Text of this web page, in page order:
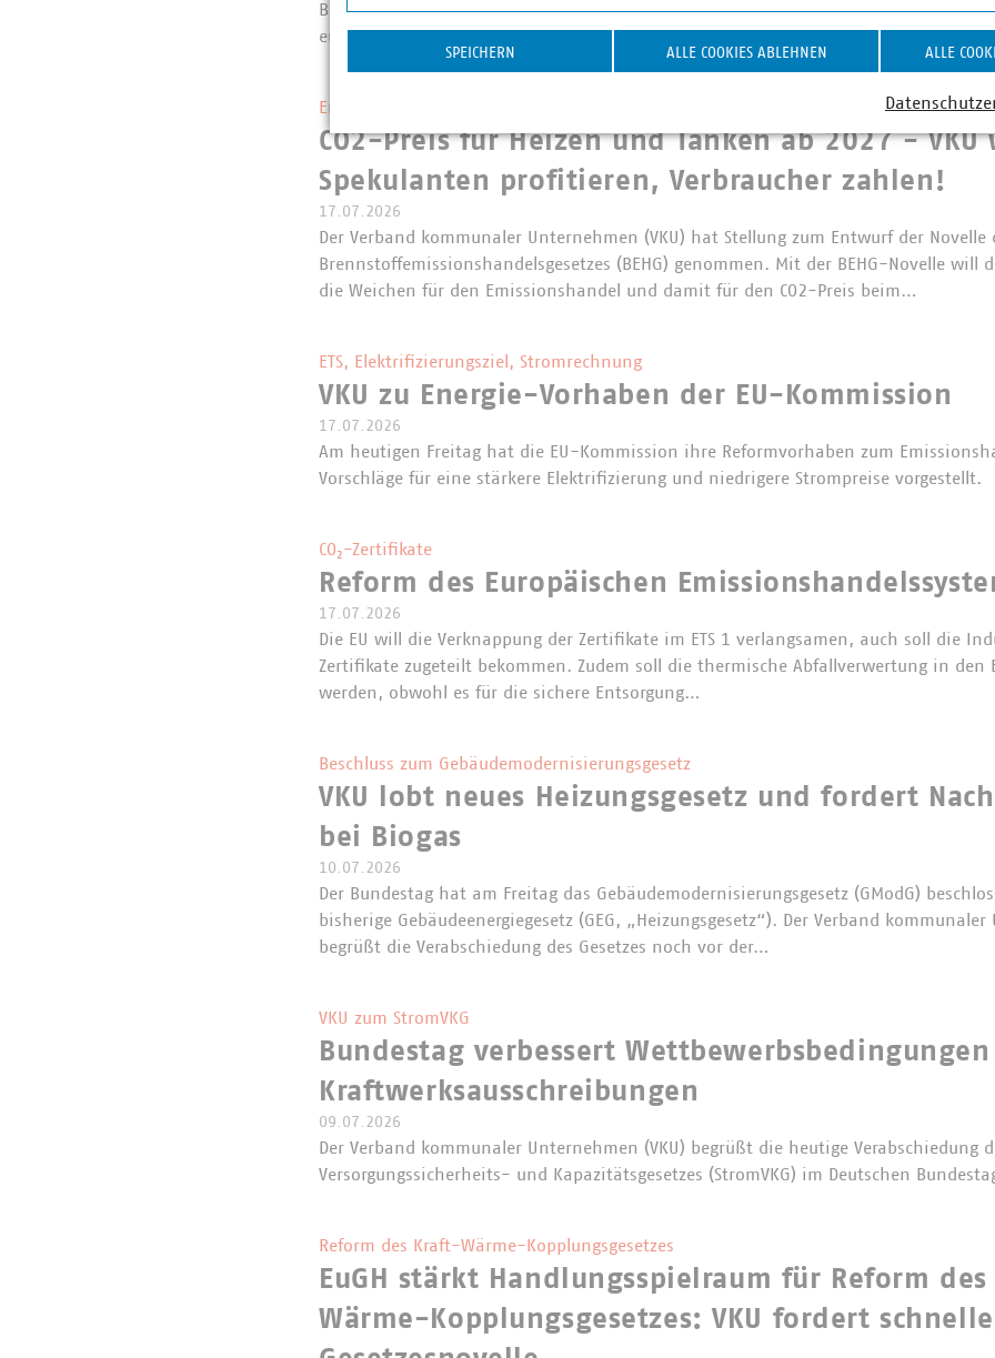
Bekleidungsaccessoires und Schuhe grundsätzlich nicht mehr vernichten. Die
europäischen Ökodesign-Verordnung für nachhaltige Produkte (ESPR)…
Entwurf der Novelle des BEHG
CO2-Preis für Heizen und Tanken ab 2027 -
Spekulanten profitieren, Verbraucher zahlen!
17.07.2026
Der Verband kommunaler Unternehmen (VKU) hat Stellung zum Entwurf der Novelle
Brennstoffemissionshandelsgesetzes (BEHG) genommen. Mit der BEHG-Novelle will
die Weichen für den Emissionshandel und damit für den CO2-Preis beim…
ETS, Elektrifizierungsziel, Stromrechnung
VKU zu Energie-Vorhaben der EU-Kommission
17.07.2026
Am heutigen Freitag hat die EU-Kommission ihre Reformvorhaben zum
Vorschläge für eine stärkere Elektrifizierung und niedrigere Strompreise vorgestellt.
CO₂-Zertifikate
Reform des Europäischen
17.07.2026
Die EU will die Verknappung der Zertifikate im ETS 1 verlangsamen, auch soll die
Zertifikate zugeteilt bekommen. Zudem soll die thermische Abfallverwertung in den
werden, obwohl es für die sichere Entsorgung…
Beschluss zum Gebäudemodernisierungsgesetz
VKU lobt neues Heizungsgesetz und fordert
bei Biogas
10.07.2026
Der Bundestag hat am Freitag das Gebäudemodernisierungsgesetz (GModG)
bisherige Gebäudeenergiegesetz (GEG, „Heizungsgesetz“). Der Verband kommunaler
begrüßt die Verabschiedung des Gesetzes noch vor der…
VKU zum StromVKG
Bundestag verbessert
Kraftwerksausschreibungen
09.07.2026
Der Verband kommunaler Unternehmen (VKU) begrüßt die heutige Verabschiedung
Versorgungssicherheits- und Kapazitätsgesetzes (StromVKG) im Deutschen
Reform des Kraft-Wärme-Kopplungsgesetzes
EuGH stärkt Handlungsspielraum für Reform
Wärme-Kopplungsgesetzes: VKU fordert schnelle
Statistik
SPEICHERN ALLE COOKIES ABLEHNEN ALLE